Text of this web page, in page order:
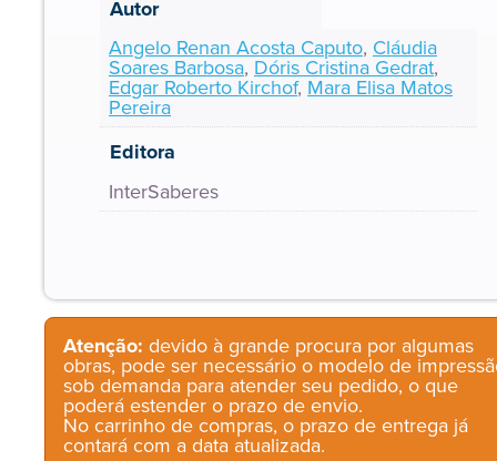
Autor
Angelo Renan Acosta Caputo, Cláudia
Soares Barbosa, Dóris Cristina Gedrat,
Edgar Roberto Kirchof, Mara Elisa Matos
Pereira
Editora
InterSaberes
Atenção: devido à grande procura por algumas
obras, pode ser necessário o modelo de
sob demanda para atender seu pedido, o que
poderá estender o prazo de envio.
No carrinho de compras, o prazo de entrega já
contará com a data atualizada.